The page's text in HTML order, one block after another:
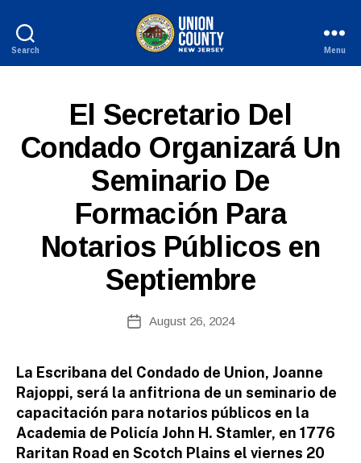
Search
New
Jersey
Menu
CategoriesEl Secretario Del
Condado Organizará Un
Seminario De
Formación Para
Notarios Públicos en
Septiembre
author
B
y
c
o
ri
e
tt
o
PostAugust 26, 2024
La Escribana del Condado de Union, Joanne
Rajoppi, será la anfitriona de un seminario de
capacitación para notarios públicos en la
Academia de Policía John H. Stamler, en 1776
Raritan Road en Scotch Plains el viernes 20